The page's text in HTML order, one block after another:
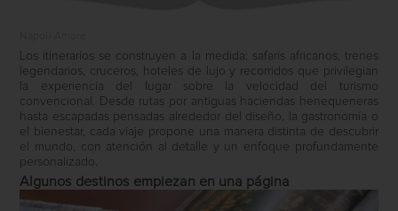
Los itinerarios se construyen a la medida: safaris africanos, trenes
legendarios, cruceros, hoteles de lujo y recorridos que privilegian
la experiencia del lugar sobre la velocidad del turismo
convencional. Desde rutas por antiguas haciendas henequeneras
hasta escapadas pensadas alrededor del diseño, la gastronomía o
el bienestar, cada viaje propone una manera distinta de descubrir
el mundo, con atención al detalle y un enfoque profundamente
personalizado.
Algunos destinos empiezan en una página